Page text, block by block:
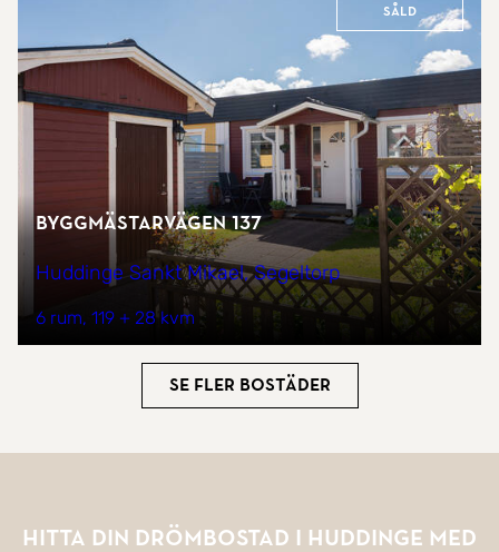
Såld
Byggmästarvägen 137
Huddinge Sankt Mikael, Segeltorp
6 rum 119 + 28 kvm
Se fler bostäder
Hitta din drömbostad i Huddinge med